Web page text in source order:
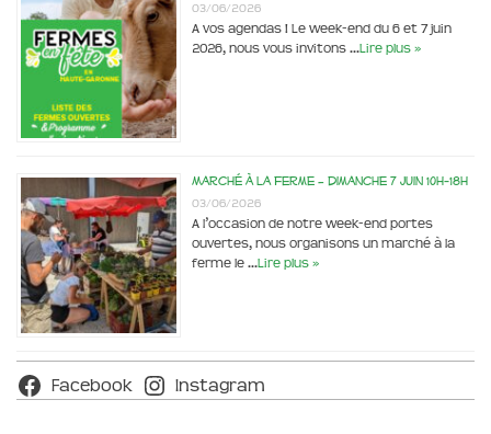
03/06/2026
A vos agendas ! Le week-end du 6 et 7 juin
2026, nous vous invitons …Lire plus »
Marché à la ferme – dimanche 7 juin 10h-18h
03/06/2026
A l’occasion de notre week-end portes
ouvertes, nous organisons un marché à la
ferme le …Lire plus »
Facebook Instagram